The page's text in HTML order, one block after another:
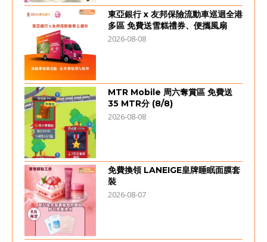
東亞銀行 x 友邦保險流動車巡迴全港
多區 免費送雪糕禮券、便攜風扇
2026-08-08
MTR Mobile 周六奪賞區 免費送
35 MTR分 (8/8)
2026-08-08
免費換領 LANEIGE皇牌睡眠面膜套
裝
2026-08-07